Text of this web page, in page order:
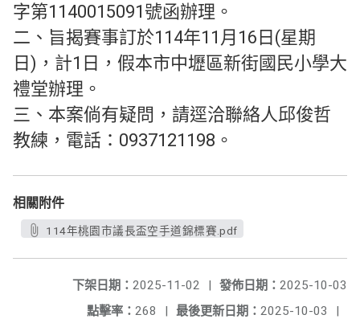
字第1140015091號函辦理。
二、旨揭賽事訂於114年11月16日(星期
日)，計1日，假本市中壢區新街國民小學大
禮堂辦理。
三、本案倘有疑問，請逕洽聯絡人邱俊哲
教練，電話：0937121198。
相關附件
114年桃園市議長盃空手道錦標賽.pdf
發佈日期： 2025-10-03
下架日期： 2025-11-02
|
最後更新日期： 2025-10-03 |
點擊率： 268 |